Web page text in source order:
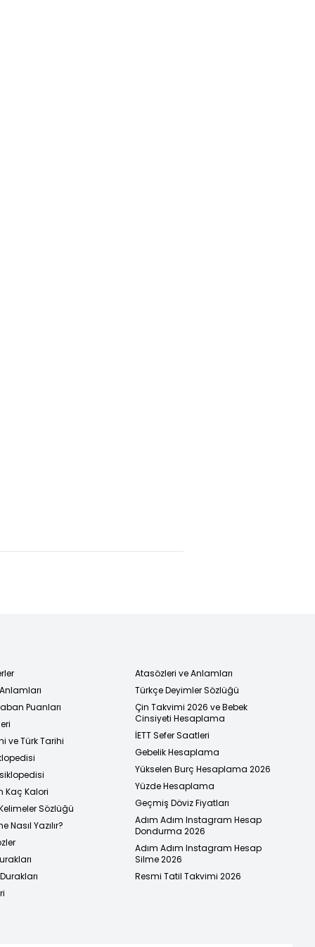
Puanları
ve Türk Tarihi
Kaç Kalori
Sözlüğü
Nasıl Yazılır?
Atasözleri ve Anlamları
Türkçe Deyimler Sözlüğü
Çin Takvimi 2026 ve Bebek
Cinsiyeti Hesaplama
İETT Sefer Saatleri
Gebelik Hesaplama
Yükselen Burç Hesaplama 2026
Yüzde Hesaplama
Geçmiş Döviz Fiyatları
Adım Adım Instagram Hesap
Dondurma 2026
Adım Adım Instagram Hesap
Silme 2026
Resmi Tatil Takvimi 2026